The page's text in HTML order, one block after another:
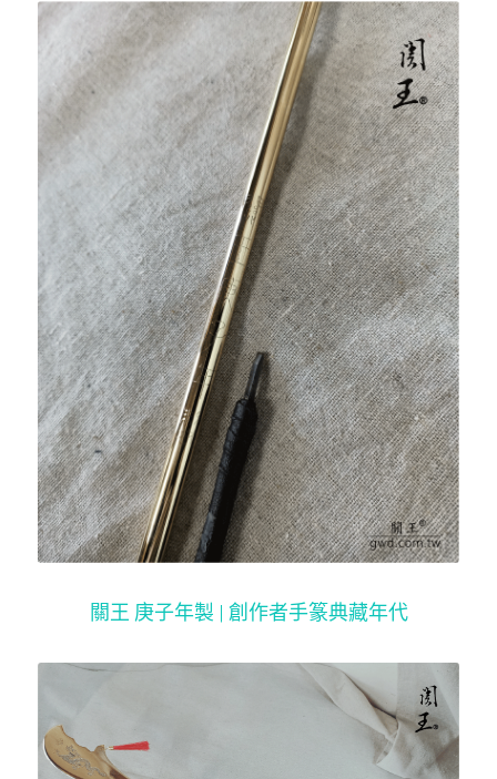
關王 庚子年製 | 創作者手篆典藏年代